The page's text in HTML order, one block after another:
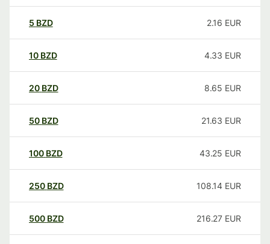
5 BZD 2.16 EUR
10 BZD 4.33 EUR
20 BZD 8.65 EUR
50 BZD 21.63 EUR
100 BZD 43.25 EUR
250 BZD 108.14 EUR
500 BZD 216.27 EUR